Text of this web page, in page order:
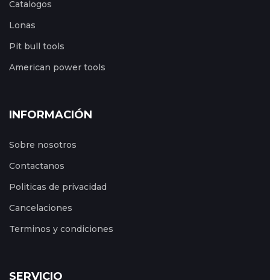
Catalogos
Lonas
Pit bull tools
American power tools
INFORMACIÓN
Sobre nosotros
Contactanos
Politicas de privacidad
Cancelaciones
Terminos y condiciones
SERVICIO